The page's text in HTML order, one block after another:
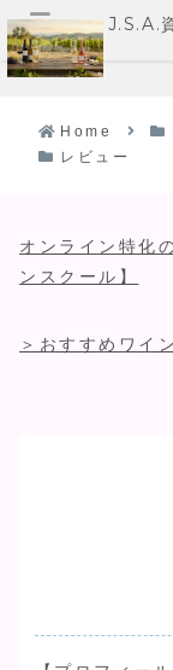
J.S.A.
Home
レビュー
オンライン特化
ンスクール】
＞おすすめワイ
メニュー